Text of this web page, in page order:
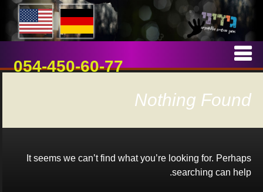
054-450-60-77
גידיני
אמן חושים וטלפתיה
Skip
to
content
Nothing Found
It seems we can’t find what you’re looking for. Perhaps
searching can help.